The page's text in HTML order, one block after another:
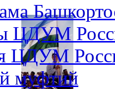
ЦДУМ
ЦДУМ
муфтий